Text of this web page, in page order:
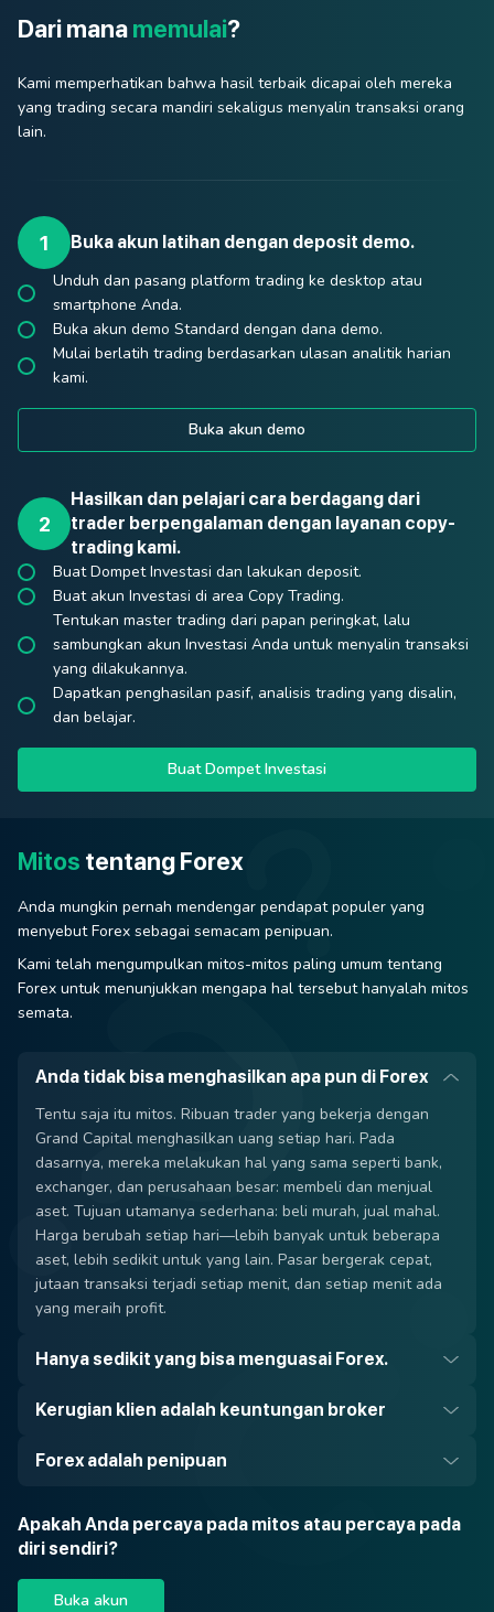
Dari manamemulai?
Kami memperhatikan bahwa hasil terbaik dicapai oleh mereka
yang trading secara mandiri sekaligus menyalin transaksi orang
lain.
Buka akun latihan dengan deposit demo.
Unduh dan pasang platform trading ke desktop atau
smartphone Anda.
Buka akun demo Standard dengan dana demo.
Mulai berlatih trading berdasarkan ulasan analitik harian
kami.
Buka akun demo
Hasilkan dan pelajari cara berdagang dari
trader berpengalaman dengan layanan copy-
trading kami.
Buat Dompet Investasi dan lakukan deposit.
Buat akun Investasi di area Copy Trading.
Tentukan master trading dari papan peringkat, lalu
sambungkan akun Investasi Anda untuk menyalin transaksi
yang dilakukannya.
Dapatkan penghasilan pasif, analisis trading yang disalin,
dan belajar.
Buat Dompet Investasi
Mitos tentang Forex
Anda mungkin pernah mendengar pendapat populer yang
menyebut Forex sebagai semacam penipuan.
Kami telah mengumpulkan mitos-mitos paling umum tentang
Forex untuk menunjukkan mengapa hal tersebut hanyalah mitos
semata.
Anda tidak bisa menghasilkan apa pun di Forex
Tentu saja itu mitos. Ribuan trader yang bekerja dengan
Grand Capital menghasilkan uang setiap hari. Pada
dasarnya, mereka melakukan hal yang sama seperti bank,
exchanger, dan perusahaan besar: membeli dan menjual
aset. Tujuan utamanya sederhana: beli murah, jual mahal.
Harga berubah setiap hari—lebih banyak untuk beberapa
aset, lebih sedikit untuk yang lain. Pasar bergerak cepat,
jutaan transaksi terjadi setiap menit, dan setiap menit ada
yang meraih profit.
Hanya sedikit yang bisa menguasai Forex.
Kerugian klien adalah keuntungan broker
Forex adalah penipuan
Apakah Anda percaya pada mitos atau percaya pada
diri sendiri?
Buka akun